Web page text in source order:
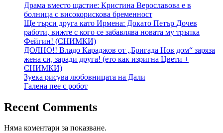
Драма вместо щастие: Кристина Верославова е в
болница с високорискова бременност
Ще търси друга като Ирмена: Докато Петър Дочев
работи, вижте с кого се забавлява новата му тръпка
Фейгин! (СНИМКИ)
ДОЛНО!! Владо Караджов от „Бригада Нов дом“ заряза
жена си, заради друга! (ето как изригна Цвети +
СНИМКИ)
Зуека рисува любовницата на Дали
Галена пее с робот
Recent Comments
Няма коментари за показване.